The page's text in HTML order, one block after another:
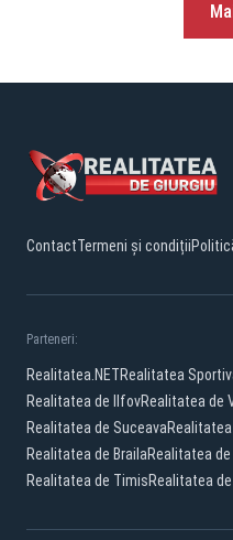
ContactTermeni și condiții
Parteneri:
Realitatea.NETRealitatea
Realitatea de IlfovRealitatea de
Realitatea de Suceava
Realitatea de BrailaRealitatea de
Realitatea de TimisRealitatea